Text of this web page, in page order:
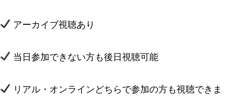
アーカイブ視聴あり
当日参加できない方も後日視聴可能
リアル・オンラインどちらで参加の方も視聴できま